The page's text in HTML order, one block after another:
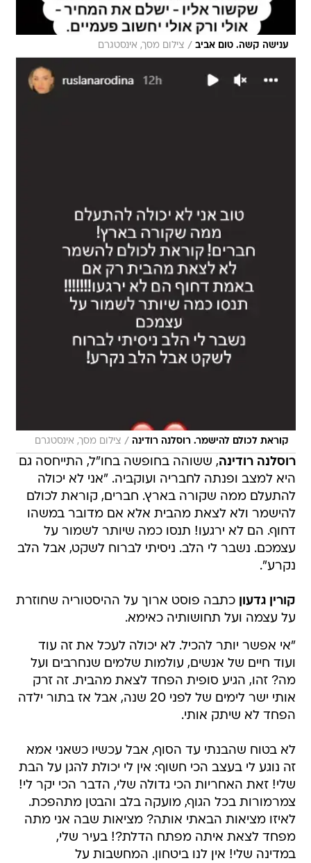
ענישה קשה. טום אביב / צילום מסך, אינסטגרם
קוראת לכולם להישמר. רוסלנה רודינה / צילום מסך, אינסטגרם
רוסלנה רודינה, ששוהה בחופשה בחו"ל, התייחסה גם
היא למצב ופנתה לחבריה ועוקביה. "אני לא יכולה
להתעלם ממה שקורה בארץ. חברים, קוראת לכולם
להישמר ולא לצאת מהבית אלא אם מדובר במשהו
דחוף. הם לא ירגעו! תנסו כמה שיותר לשמור על
עצמכם. נשבר לי הלב. ניסיתי לברוח לשקט, אבל הלב
נקרע".
קורין גדעון כתבה פוסט ארוך על ההיסטוריה שחוזרת
על עצמה ועל תחושותיה כאימא.
"אי אפשר יותר להכיל. לא יכולה לעכל את זה עוד
ועוד חיים של אנשים, עולמות שלמים שנחרבים ועל
מה? זהו, הגיע סופית הפחד לצאת מהבית. זה זרק
אותי ישר לימים של לפני 20 שנה, אבל אז בתור ילדה
הפחד לא שיתק אותי.
לא בטוח שהבנתי עד הסוף, אבל עכשיו כשאני אמא
זה נוגע לי בעצב הכי חשוף: אין לי יכולת להגן על הבת
שלי! זאת האחריות הכי גדולה שלי, הדבר הכי יקר לי!
צמרמורות בכל הגוף, מועקה בלב והבטן מתהפכת.
לאיזו מציאות הבאתי אותה? מציאות שבה אני מתה
מפחד לצאת איתה מפתח הדלת?! בעיר שלי,
במדינה שלי! אין לנו ביטחון. המחשבות על